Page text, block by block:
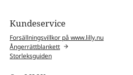
Kundeservice
Forsällningsvillkor på www.lilly.nu
Ångerrättblankett
Storleksguiden